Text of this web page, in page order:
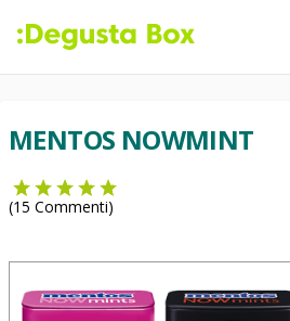
MENTOS NOWMINT
(15 Commenti)